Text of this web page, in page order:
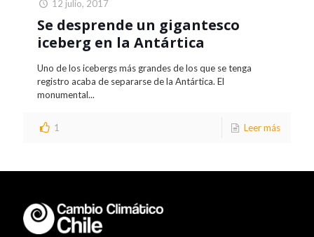
12 julio, 2017
Se desprende un gigantesco
iceberg en la Antártica
Uno de los icebergs más grandes de los que se tenga
registro acaba de separarse de la Antártica. El
monumental...
1 Leer más